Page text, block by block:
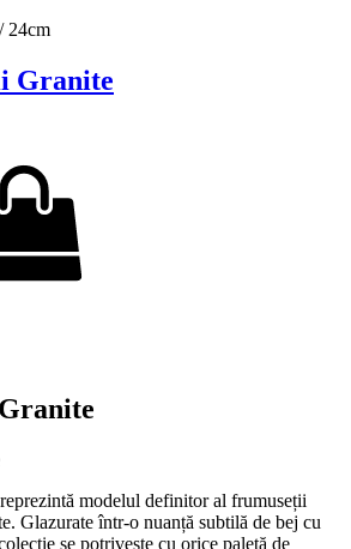
24cm
Granite
modelul definitor al frumuseții
Glazurate într-o nuanță subtilă de bej cu
se potrivește cu orice paletă de